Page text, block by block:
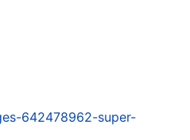
642478962-super-